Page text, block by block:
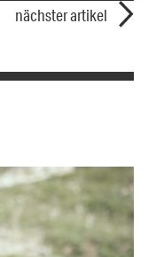
nächster artikel